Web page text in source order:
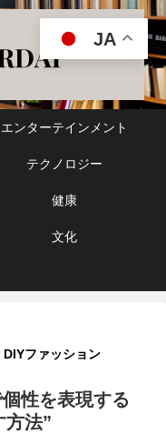
エンターテインメント
テクノロジー
健康
文化
DIYファッション
性を表現する
方法”
JA